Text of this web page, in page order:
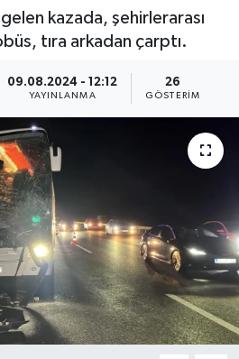
kazada, şehirlerarası
tıra arkadan çarptı.
09.08.2024 - 12:12
YAYINLANMA
26
GÖSTERIM